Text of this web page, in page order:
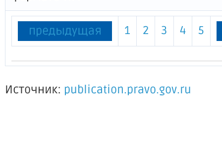
предыдущая 1 2 3 4 5
Источник: publication.pravo.gov.ru